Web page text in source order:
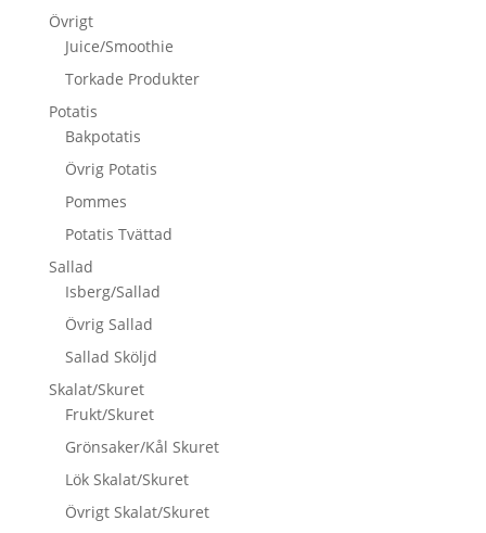
Övrigt
Juice/Smoothie
Torkade Produkter
Potatis
Bakpotatis
Övrig Potatis
Pommes
Potatis Tvättad
Sallad
Isberg/Sallad
Övrig Sallad
Sallad Sköljd
Skalat/Skuret
Frukt/Skuret
Grönsaker/Kål Skuret
Lök Skalat/Skuret
Övrigt Skalat/Skuret